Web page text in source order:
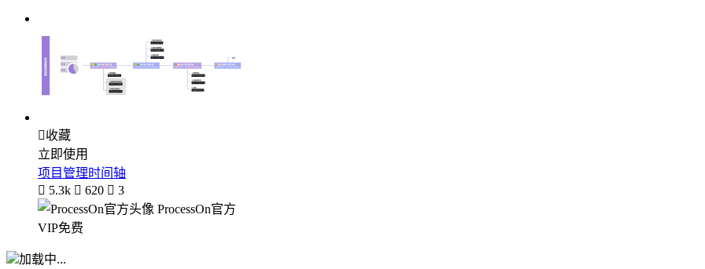
收藏
立即使用
项目管理时间轴
 5.3k  620  3
ProcessOn官方
VIP免费
加载中...